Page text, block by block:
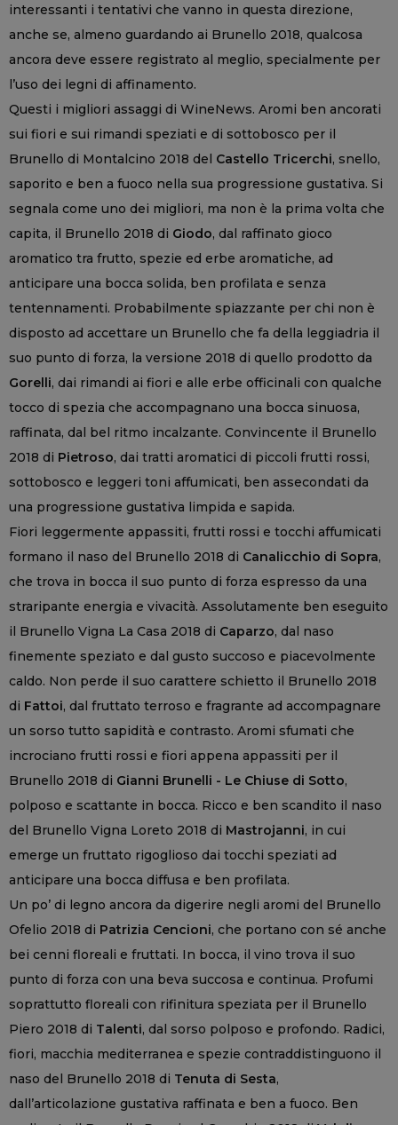
interessanti i tentativi che vanno in questa direzione,
anche se, almeno guardando ai Brunello 2018, qualcosa
ancora deve essere registrato al meglio, specialmente per
l’uso dei legni di affinamento.
Questi i migliori assaggi di WineNews. Aromi ben ancorati
sui fiori e sui rimandi speziati e di sottobosco per il
Brunello di Montalcino 2018 del Castello Tricerchi, snello,
saporito e ben a fuoco nella sua progressione gustativa. Si
segnala come uno dei migliori, ma non è la prima volta che
capita, il Brunello 2018 di Giodo, dal raffinato gioco
aromatico tra frutto, spezie ed erbe aromatiche, ad
anticipare una bocca solida, ben profilata e senza
tentennamenti. Probabilmente spiazzante per chi non è
disposto ad accettare un Brunello che fa della leggiadria il
suo punto di forza, la versione 2018 di quello prodotto da
Gorelli, dai rimandi ai fiori e alle erbe officinali con qualche
tocco di spezia che accompagnano una bocca sinuosa,
raffinata, dal bel ritmo incalzante. Convincente il Brunello
2018 di Pietroso, dai tratti aromatici di piccoli frutti rossi,
sottobosco e leggeri toni affumicati, ben assecondati da
una progressione gustativa limpida e sapida.
Fiori leggermente appassiti, frutti rossi e tocchi affumicati
formano il naso del Brunello 2018 di Canalicchio di Sopra,
che trova in bocca il suo punto di forza espresso da una
straripante energia e vivacità. Assolutamente ben eseguito
il Brunello Vigna La Casa 2018 di Caparzo, dal naso
finemente speziato e dal gusto succoso e piacevolmente
caldo. Non perde il suo carattere schietto il Brunello 2018
di Fattoi, dal fruttato terroso e fragrante ad accompagnare
un sorso tutto sapidità e contrasto. Aromi sfumati che
incrociano frutti rossi e fiori appena appassiti per il
Brunello 2018 di Gianni Brunelli - Le Chiuse di Sotto,
polposo e scattante in bocca. Ricco e ben scandito il naso
del Brunello Vigna Loreto 2018 di Mastrojanni, in cui
emerge un fruttato rigoglioso dai tocchi speziati ad
anticipare una bocca diffusa e ben profilata.
Un po’ di legno ancora da digerire negli aromi del Brunello
Ofelio 2018 di Patrizia Cencioni, che portano con sé anche
bei cenni floreali e fruttati. In bocca, il vino trova il suo
punto di forza con una beva succosa e continua. Profumi
soprattutto floreali con rifinitura speziata per il Brunello
Piero 2018 di Talenti, dal sorso polposo e profondo. Radici,
fiori, macchia mediterranea e spezie contraddistinguono il
naso del Brunello 2018 di Tenuta di Sesta,
dall’articolazione gustativa raffinata e ben a fuoco. Ben